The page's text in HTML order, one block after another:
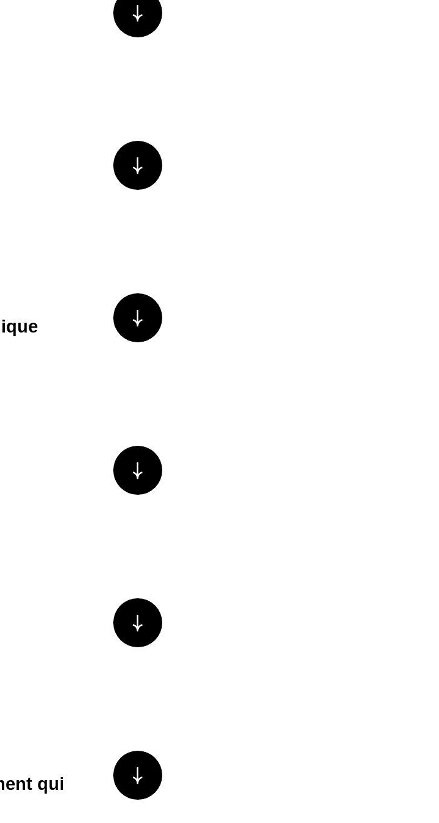
Voir plus/moins d'information sur le livre
Voir plus/moins d'information sur le livre
Voir plus/moins d'information sur le livre
Voir plus/moins d'information sur le livre
qui
Voir plus/moins d'information sur le livre